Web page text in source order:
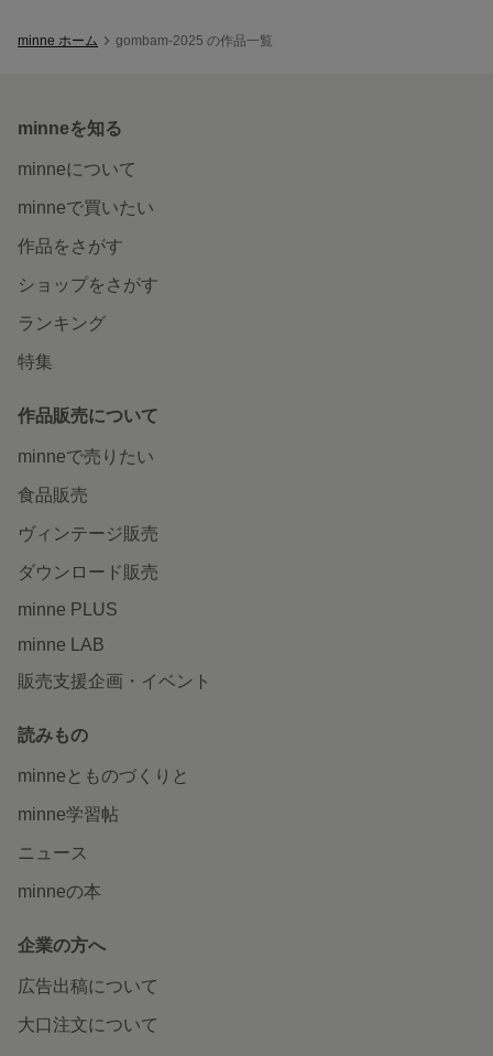
minne ホーム gombam-2025 の作品一覧
minneを知る
minneについて
minneで買いたい
作品をさがす
ショップをさがす
ランキング
特集
作品販売について
minneで売りたい
食品販売
ヴィンテージ販売
ダウンロード販売
minne PLUS
minne LAB
販売支援企画・イベント
読みもの
minneとものづくりと
minne学習帖
ニュース
minneの本
企業の方へ
広告出稿について
大口注文について